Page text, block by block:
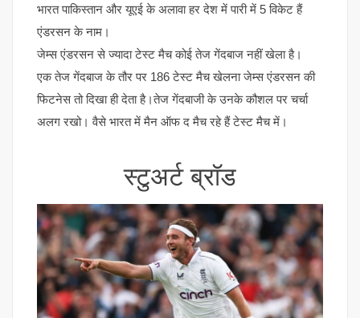
भारत पाकिस्तान और यूएई के अलावा हर देश में पारी में 5 विकेट हैं
एंडरसन के नाम।
जेम्स एंडरसन से ज्यादा टेस्ट मैच कोई तेज गेंदबाज नहीं खेला है।
एक तेज गेंदबाज के तौर पर 186 टेस्ट मैच खेलना जेम्स एंडरसन की
फिटनेस तो दिखा ही देता है।तेज गेंदबाजी के उनके कौशल पर चर्चा
अलग रखो। वैसे भारत में मैन ऑफ द मैच रहे हैं टेस्ट मैच में।
स्टुअर्ट ब्रॉड